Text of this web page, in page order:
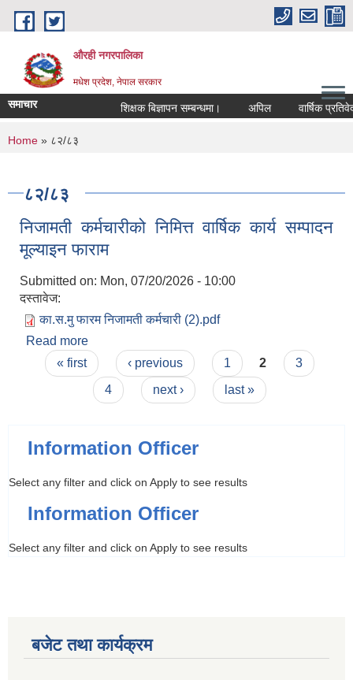
Skip to main content
औरही नगरपालिका
मधेश प्रदेश, नेपाल सरकार
समाचार शिक्षक बिज्ञापन सम्बन्धमा। अपिल वार्षिक
You are here
Home » ८२/८३
८२/८३
निजामती कर्मचारीको निमित्त वार्षिक कार्य सम्पादन
मूल्याइन फाराम
Submitted on: Mon, 07/20/2026 - 10:00
दस्तावेज:
का.स.मु फारम निजामती कर्मचारी (2).pdf
Read more
मूल्याइन फाराम
Pages
« first ‹ previous 1 2
3
4
next › last »
Information Officer
Select any filter and click on Apply to see results
Information Officer
Select any filter and click on Apply to see results
बजेट तथा कार्यक्रम